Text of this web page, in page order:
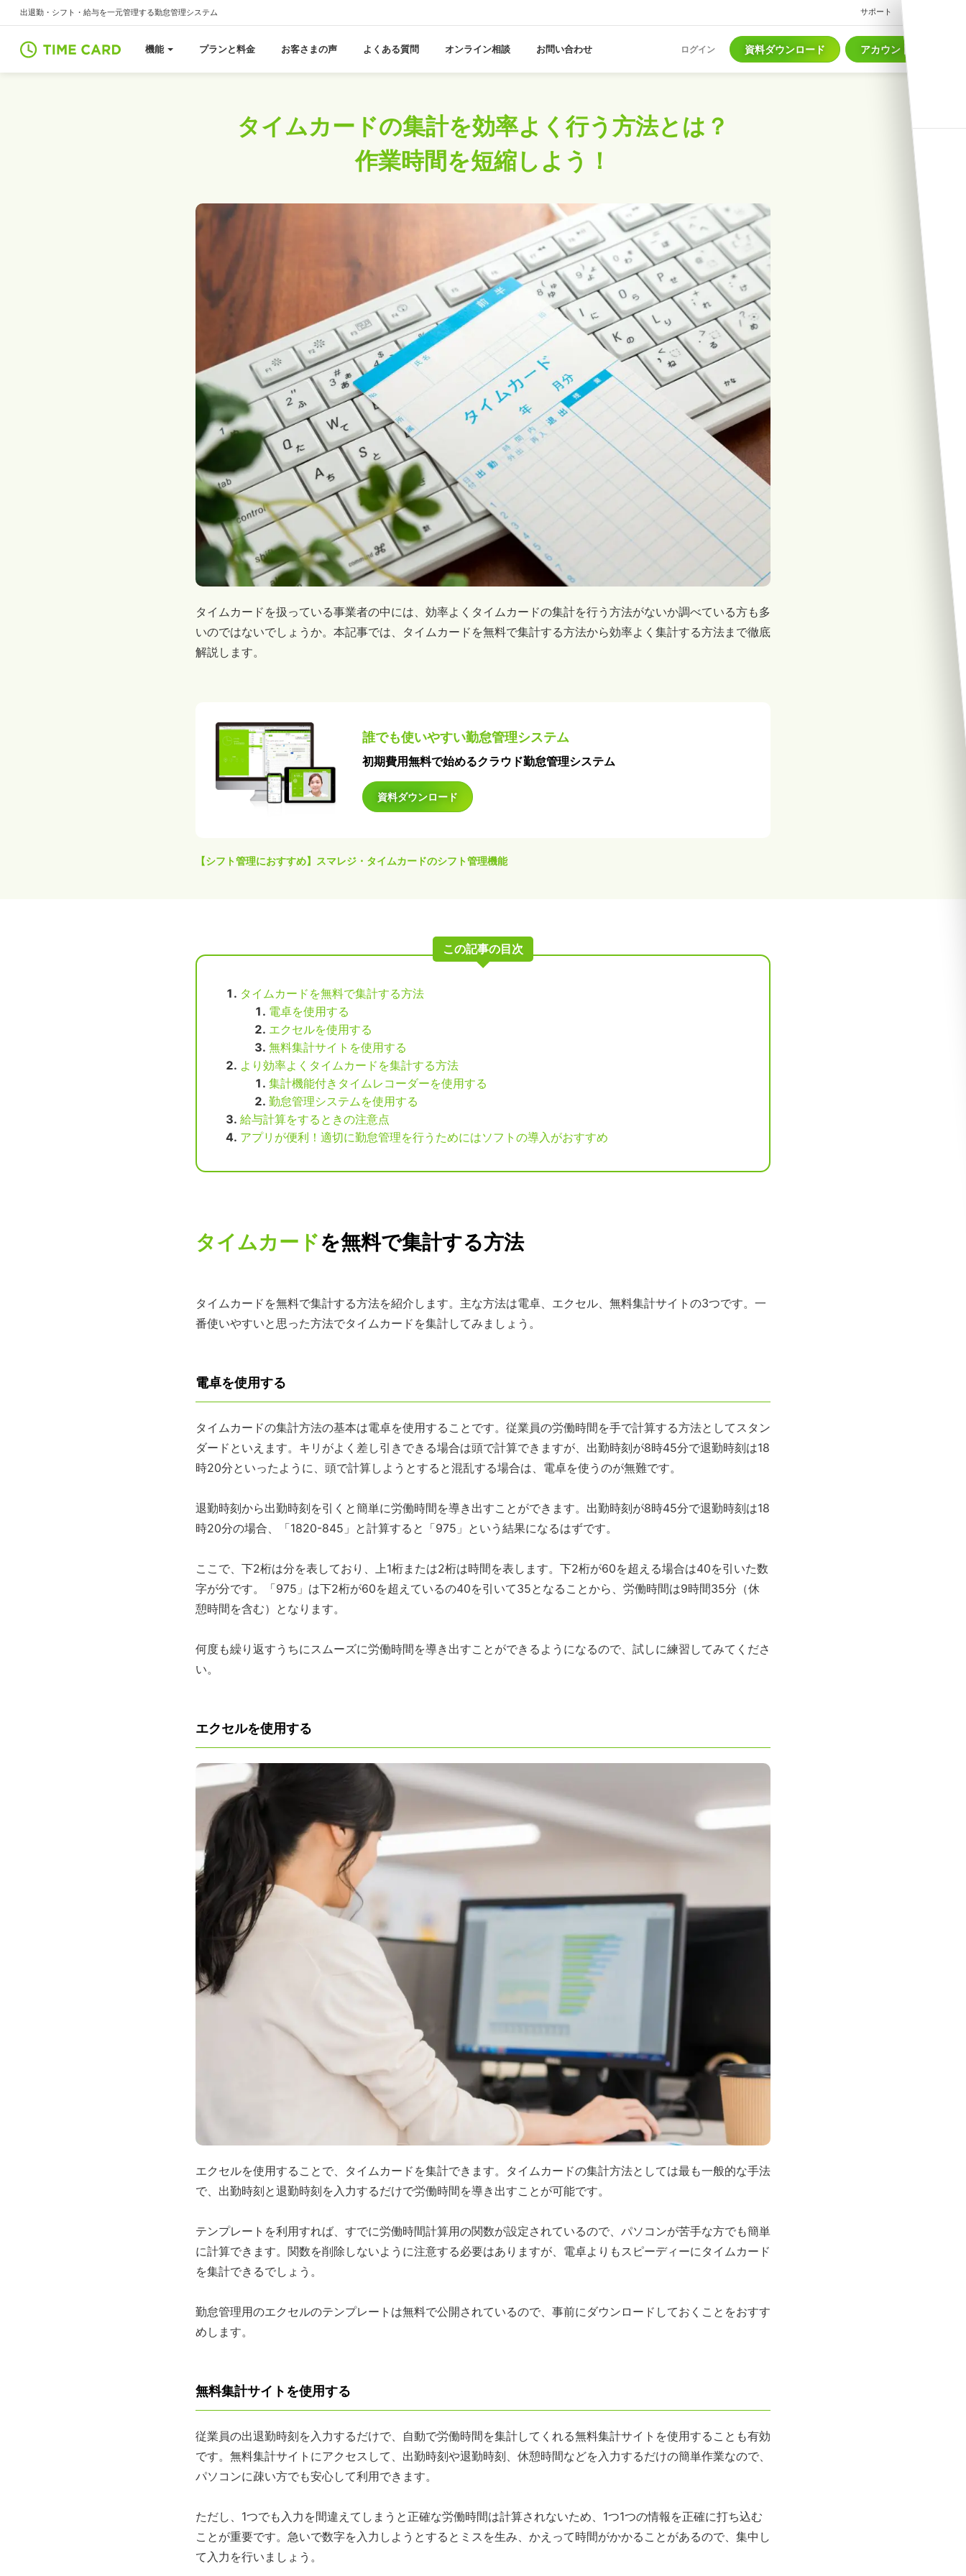
出退勤・シフト・給与を一元管理する勤怠管理システム サポート
機能
プロジェクト管理
ワークフロー
機能一覧を見る
プランと料金 お客さまの声 よくある質問 オンライン相談 お問い合わせ ログイン 資料ダウンロード アカウント作成
タイムカードの集計を効率よく行う方法とは？
作業時間を短縮しよう！
タイムカードを扱っている事業者の中には、効率よくタイムカードの集計を行う方法がないか調べている方も多
いのではないでしょうか。本記事では、タイムカードを無料で集計する方法から効率よく集計する方法まで徹底
解説します。
誰でも使いやすい勤怠管理システム
初期費用無料で始めるクラウド勤怠管理システム
資料ダウンロード
【シフト管理におすすめ】スマレジ・タイムカードのシフト管理機能
この記事の目次
タイムカードを無料で集計する方法
電卓を使用する
エクセルを使用する
無料集計サイトを使用する
より効率よくタイムカードを集計する方法
集計機能付きタイムレコーダーを使用する
勤怠管理システムを使用する
給与計算をするときの注意点
アプリが便利！適切に勤怠管理を行うためにはソフトの導入がおすすめ
タイムカードを無料で集計する方法
タイムカードを無料で集計する方法を紹介します。主な方法は電卓、エクセル、無料集計サイトの3つです。一
番使いやすいと思った方法でタイムカードを集計してみましょう。
電卓を使用する
タイムカードの集計方法の基本は電卓を使用することです。従業員の労働時間を手で計算する方法としてスタン
ダードといえます。キリがよく差し引きできる場合は頭で計算できますが、出勤時刻が8時45分で退勤時刻は18
時20分といったように、頭で計算しようとすると混乱する場合は、電卓を使うのが無難です。
退勤時刻から出勤時刻を引くと簡単に労働時間を導き出すことができます。出勤時刻が8時45分で退勤時刻は18
時20分の場合、「1820-845」と計算すると「975」という結果になるはずです。
ここで、下2桁は分を表しており、上1桁または2桁は時間を表します。下2桁が60を超える場合は40を引いた数
字が分です。「975」は下2桁が60を超えているの40を引いて35となることから、労働時間は9時間35分（休
憩時間を含む）となります。
何度も繰り返すうちにスムーズに労働時間を導き出すことができるようになるので、試しに練習してみてくださ
い。
エクセルを使用する
エクセルを使用することで、タイムカードを集計できます。タイムカードの集計方法としては最も一般的な手法
で、出勤時刻と退勤時刻を入力するだけで労働時間を導き出すことが可能です。
テンプレートを利用すれば、すでに労働時間計算用の関数が設定されているので、パソコンが苦手な方でも簡単
に計算できます。関数を削除しないように注意する必要はありますが、電卓よりもスピーディーにタイムカード
を集計できるでしょう。
勤怠管理用のエクセルのテンプレートは無料で公開されているので、事前にダウンロードしておくことをおすす
めします。
無料集計サイトを使用する
従業員の出退勤時刻を入力するだけで、自動で労働時間を集計してくれる無料集計サイトを使用することも有効
です。無料集計サイトにアクセスして、出勤時刻や退勤時刻、休憩時間などを入力するだけの簡単作業なので、
パソコンに疎い方でも安心して利用できます。
ただし、1つでも入力を間違えてしまうと正確な労働時間は計算されないため、1つ1つの情報を正確に打ち込む
ことが重要です。急いで数字を入力しようとするとミスを生み、かえって時間がかかることがあるので、集中し
て入力を行いましょう。